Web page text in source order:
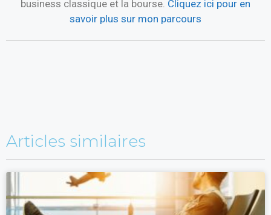
business classique et la bourse. Cliquez ici pour en
savoir plus sur mon parcours
Articles similaires